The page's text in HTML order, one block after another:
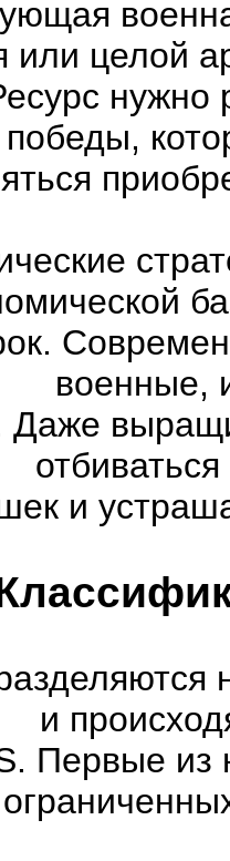
или целой
нужно
военные,
Даже
и
и
Первые из